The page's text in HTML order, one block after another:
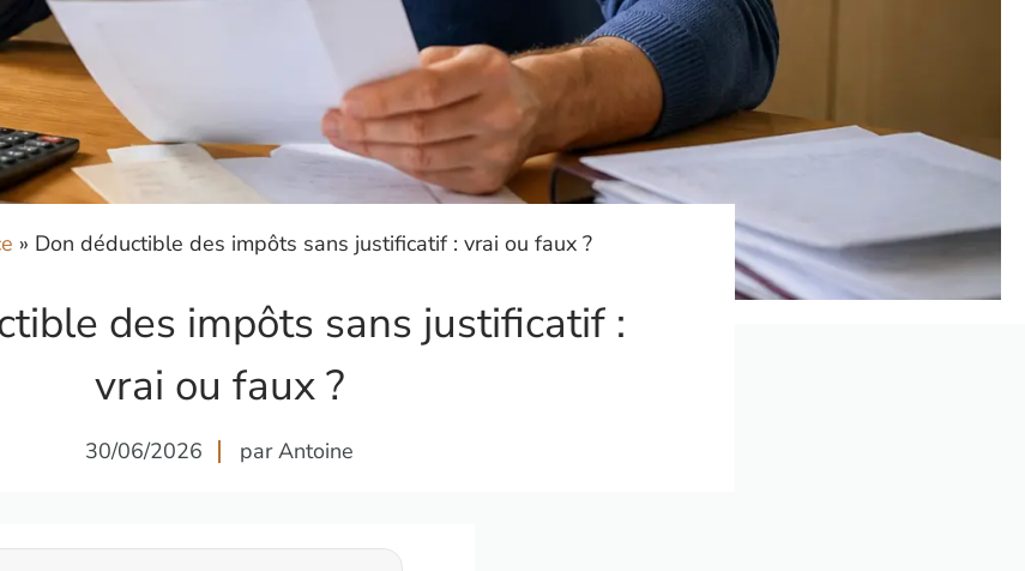
» Don déductible des impôts sans justificatif : vrai ou faux ?
des impôts sans justificatif :
vrai ou faux ?
30/06/2026 par Antoine